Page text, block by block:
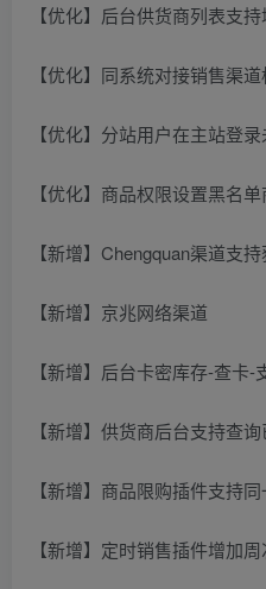
【优化】后台供货商列表支
【优化】同系统对接销售渠
【优化】分站用户在主站登
【优化】商品权限设置黑名
【新增】Chengquan渠道支
【新增】京兆网络渠道
【新增】后台卡密库存-查卡
【新增】供货商后台支持查
【新增】商品限购插件支持
【新增】定时销售插件增加